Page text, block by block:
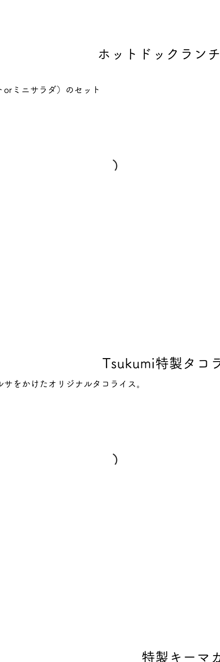
ホットドックラン
ミニサラダ）のセット
Tsukumi特製タコ
をかけたオリジナルタコライス。
特製キーマ